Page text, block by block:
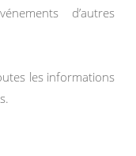
d’autres
les informations